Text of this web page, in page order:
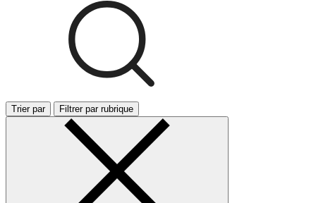
Trier par Filtrer par rubrique